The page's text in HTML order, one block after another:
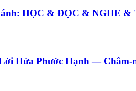
HỌC & ĐỌC &
Hứa Phước Hạnh — Châm-